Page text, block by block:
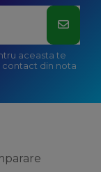
aceasta te
contact din nota